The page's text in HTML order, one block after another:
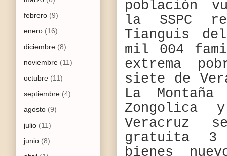
población
la SSPC
Tianguis
mil 004
extrema
siete de
La
Zongolica
Veracruz
gratuita 3
bienes
febrero (9)
enero (16)
diciembre (8)
noviembre (11)
octubre (11)
septiembre (4)
agosto (9)
julio (11)
junio (8)